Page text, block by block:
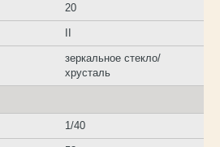
20
зеркальное стекло/
хрусталь
1/40